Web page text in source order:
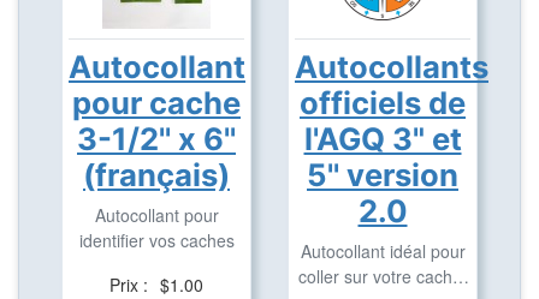
Autocollant
pour cache
3-1/2'' x 6''
(français)
Autocollant pour
identifier vos caches
Prix : $1.00
Autocollants
officiels de
l'AGQ 3" et
5'' version
2.0
Autocollant idéal pour
coller sur votre cache,